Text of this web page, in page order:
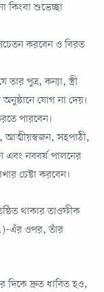
কিংবা শুভেচ্ছা
করবেন ও বিরত
পুত্র, কন্যা, স্ত্রী
যোগ না দেয়।
পারবেন।
আত্মীয়স্বজন, সহপাঠী,
এবং নববর্ষ পালনের
চেষ্টা করবেন।
থাকার তাওফীক
এঁর ওপর, তাঁর
দিকে দ্রুত ধাবিত হও,